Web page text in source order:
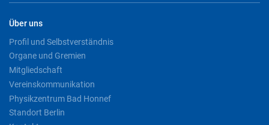
Über uns
Profil und Selbstverständnis
Organe und Gremien
Mitgliedschaft
Vereinskommunikation
Physikzentrum Bad Honnef
Standort Berlin